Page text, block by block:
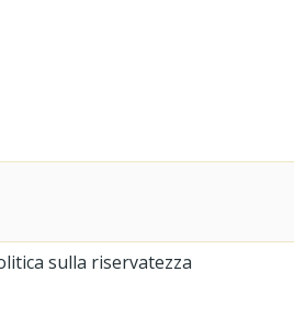
sulla riservatezza